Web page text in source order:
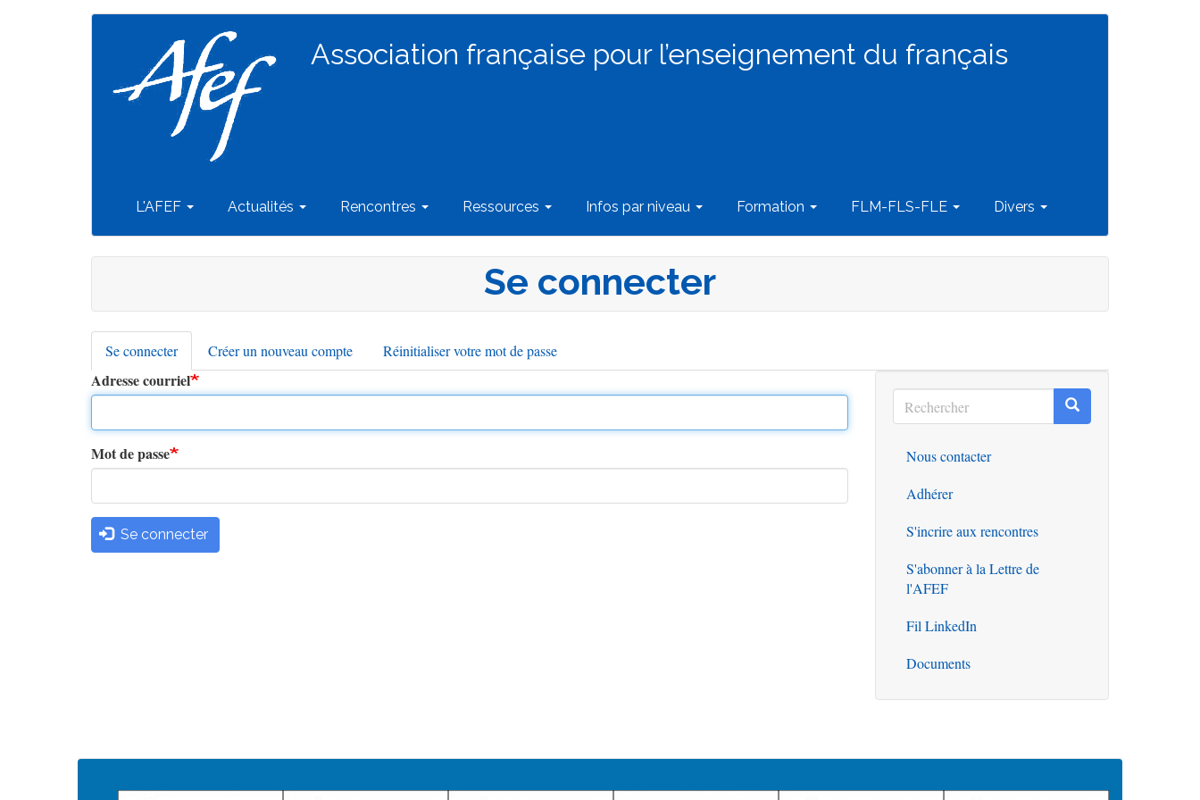
Association française pour l’enseignement du français
Navigation
principale
L'AFEF Actualités Rencontres Ressources Infos par niveau Formation FLM-FLS-FLE Divers
Se connecter
Onglets
principaux
Se connecter(onglet
actif)
Créer un nouveau compte Réinitialiser votre mot de passe
Adresse courriel
Mot de passe
Se connecter
Rechercher
Rechercher Rechercher
Outils
Nous contacter
Adhérer
S'incrire aux rencontres
S'abonner à la Lettre de
l'AFEF
Fil LinkedIn
Documents